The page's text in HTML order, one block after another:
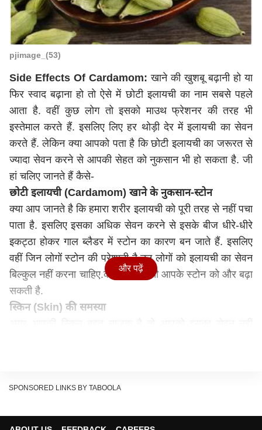
pjimage_(53)
Side Effects Of Cardamom: खाने की खुशबू बढ़ानी हो या
फिर स्वाद बढ़ाना हो तो ऐसे में छोटी इलायची का नाम सबसे पहले
आता है. वहीं कुछ लोग तो इसको माउथ फ्रेशनर की तरह भी
इस्तेमाल करते हैं. इसलिए लिए हर थोड़ी देर में इलायची का सेवन
करते हैं. लेकिन क्या आपको पता है कि छोटी इलायची का जरूरत से
ज्यादा सेवन करने से आपकी सेहत को नुकसान भी हो सकता है. जी
हां चलिए जानते हैं कैसे-
छोटी इलायची (Cardamom) खाने के नुकसान-स्टोन
क्या आप जानते है कि हमारा शरीर इलायची को पूरी तरह से नहीं पचा
पाता है. इसलिए इसका अधिक सेवन करने से इसके बीज धीरे-धीरे
इकट्ठा होकर गाल ब्लैडर में स्टोन का कारण बन जाते हैं. इसलिए
वहीं जिन लोगों स्टोन की परेशानी है उन लोगों को इलायची का सेवन
बिल्कुल नहीं करना चाहिए.क्योंकि इलायची आपके स्टोन को और बढ़ा
सकती है.
स्किन (Skin) की समस्या
खांसी (Cough) की समस्या
और पढ़ें
SPONSORED LINKS BY TABOOLA